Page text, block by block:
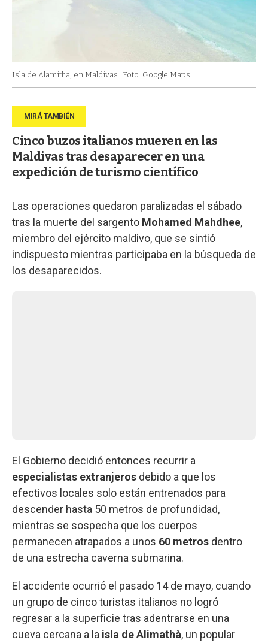
Isla de Alamitha, en Maldivas. Foto: Google Maps.
Cinco buzos italianos mueren en las
Maldivas tras desaparecer en una
expedición de turismo científico
Las operaciones quedaron paralizadas el sábado
tras la muerte del sargento Mohamed Mahdhee,
miembro del ejército maldivo, que se sintió
indispuesto mientras participaba en la búsqueda de
los desaparecidos.
El Gobierno decidió entonces recurrir a
especialistas extranjeros debido a que los
efectivos locales solo están entrenados para
descender hasta 50 metros de profundidad,
mientras se sospecha que los cuerpos
permanecen atrapados a unos 60 metros dentro
de una estrecha caverna submarina.
El accidente ocurrió el pasado 14 de mayo, cuando
un grupo de cinco turistas italianos no logró
regresar a la superficie tras adentrarse en una
cueva cercana a la isla de Alimathà, un popular